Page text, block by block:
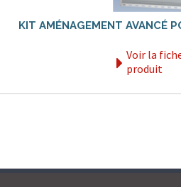
KIT AMÉNAGEMENT AVANCÉ
Voir la
produit